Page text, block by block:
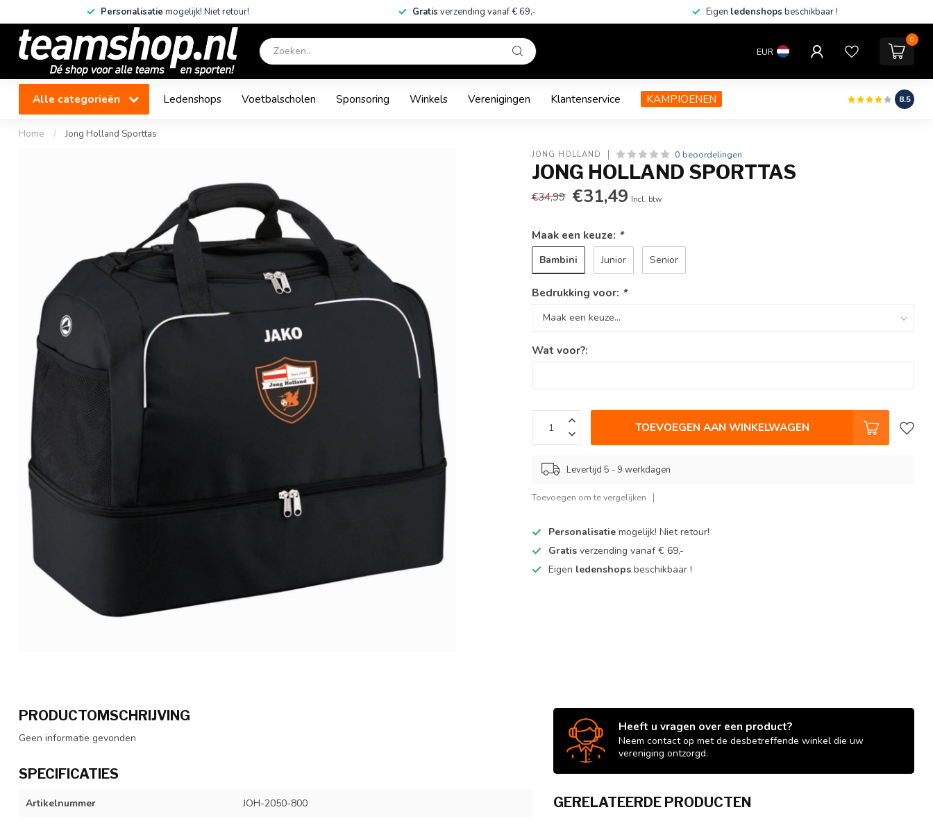
Personalisatie mogelijk! Niet retour! Gratis verzending vanaf € 69,- Eigen ledenshops beschikbaar !
EUR
0
Alle categorieën Ledenshops Voetbalscholen Sponsoring Winkels Verenigingen Klantenservice KAMPIOENEN 8.5
Home / Jong Holland Sporttas
JONG HOLLAND 0 beoordelingen
JONG HOLLAND SPORTTAS
€34,99 €31,49 Incl. btw
Maak een keuze: *
Bambini Junior Senior
Bedrukking voor: *
Wat voor?:
TOEVOEGEN AAN WINKELWAGEN
Levertijd 5 - 9 werkdagen
Toevoegen om te vergelijken
Personalisatie mogelijk! Niet retour!
Gratisverzending vanaf € 69,-
Eigen ledenshopsbeschikbaar !
PRODUCTOMSCHRIJVING
Geen informatie gevonden
SPECIFICATIES
Artikelnummer JOH-2050-800
Heeft u vragen over een product?
Neem contact op met de desbetreffende winkel die uw
vereniging ontzorgd.
GERELATEERDE PRODUCTEN